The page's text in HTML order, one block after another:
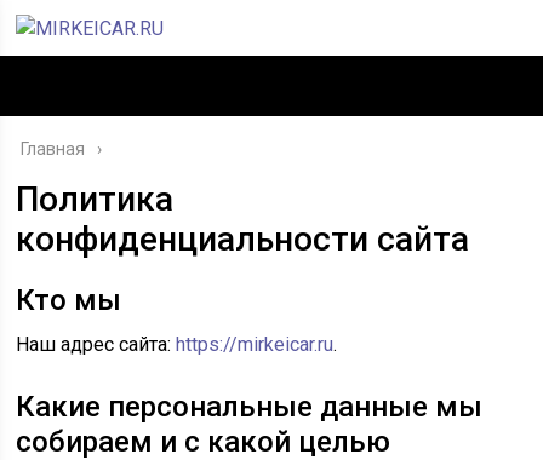
Главная
Политика
конфиденциальности сайта
Кто мы
Наш адрес сайта:https://mirkeicar.ru.
Какие персональные данные мы
собираем и с какой целью